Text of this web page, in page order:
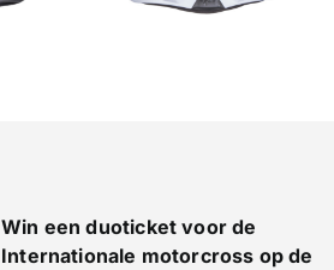
Win een duoticket voor de
Internationale motorcross op de